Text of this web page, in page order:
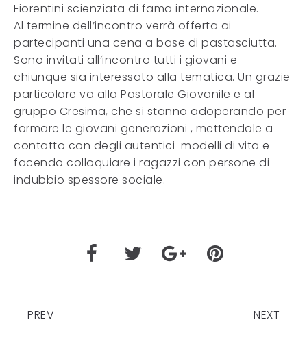
Fiorentini scienziata di fama internazionale.
Al termine dell’incontro verrà offerta ai
partecipanti una cena a base di pastasciutta.
Sono invitati all’incontro tutti i giovani e
chiunque sia interessato alla tematica. Un grazie
particolare va alla Pastorale Giovanile e al
gruppo Cresima, che si stanno adoperando per
formare le giovani generazioni , mettendole a
contatto con degli autentici modelli di vita e
facendo colloquiare i ragazzi con persone di
indubbio spessore sociale.
PREV NEXT